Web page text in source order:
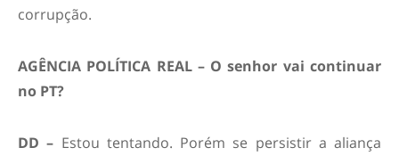
corrupção.
AGÊNCIA POLÍTICA REAL – O senhor vai continuar
no PT?
DD – Estou tentando. Porém se persistir a aliança